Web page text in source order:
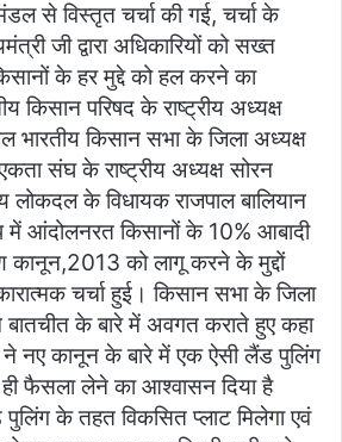
से विस्तृत चर्चा की गई, चर्चा के
जी द्वारा अधिकारियों को सख्त
के हर मुद्दे को हल करने का
किसान परिषद के राष्ट्रीय अध्यक्ष
किसान सभा के जिला अध्यक्ष
संघ के राष्ट्रीय अध्यक्ष सोरन
लोकदल के विधायक राजपाल बालियान
में आंदोलनरत किसानों के 10% आबादी
कानून,2013 को लागू करने के मुद्दों
चर्चा हुई। किसान सभा के जिला
बातचीत के बारे में अवगत कराते हुए कहा
ने नए कानून के बारे में एक ऐसी लैंड पुलिंग
फैसला लेने का आश्वासन दिया है
के तहत विकसित प्लाट मिलेगा एवं